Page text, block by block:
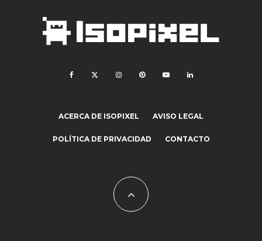
ACERCA DE ISOPIXEL AVISO LEGAL
POLÍTICA DE PRIVACIDAD CONTACTO